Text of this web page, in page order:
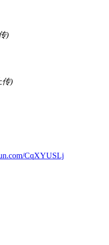
)
传)
CqXYUSLj